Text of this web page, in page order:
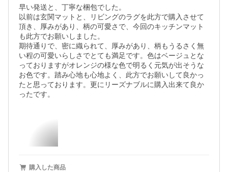
早い発送と、丁寧な梱包でした。
以前は玄関マットと、リビングのラグを此方で購入させて
頂き、厚みがあり、柄の可愛さで、今回のキッチンマット
も此方でお願いしました。
期待通りで、密に織られて、厚みがあり、柄もうるさく無
い程の可愛いらしさでとても満足です。色はベージュとな
っておりますがオレンジの様な色で明るく元気が出そうな
お色です。踏み心地も心地よく、此方でお願いして良かっ
たと思っております。更にリーズナブルに購入出来て良か
ったです。
購入した商品